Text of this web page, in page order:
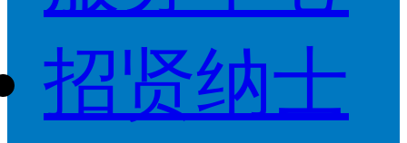
招贤纳士